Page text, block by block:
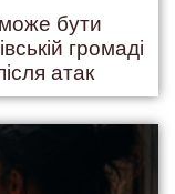
може бути
громаді
атак